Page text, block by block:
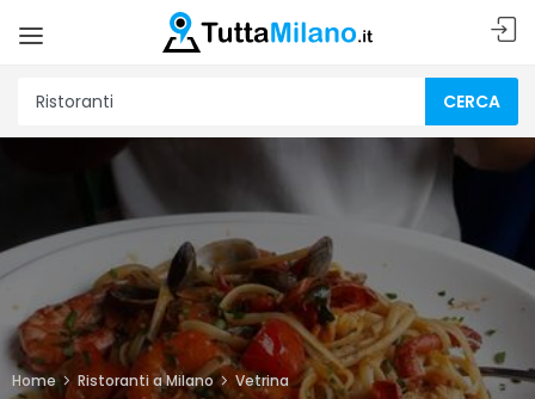
CERCA
Home Ristoranti a Milano Vetrina